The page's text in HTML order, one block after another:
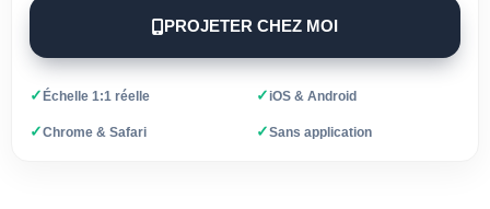
PROJETER CHEZ MOI
✓Échelle 1:1 réelle ✓iOS & Android
✓Chrome & Safari ✓Sans application